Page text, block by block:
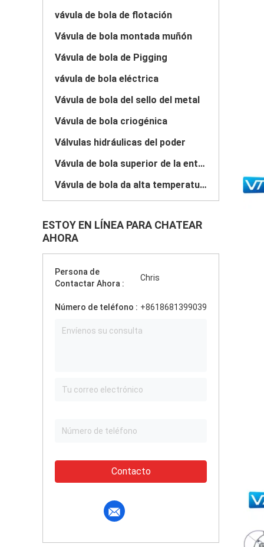
vávula de bola de flotación
Vávula de bola montada muñón
Vávula de bola de Pigging
vávula de bola eléctrica
Vávula de bola del sello del metal
Vávula de bola criogénica
Válvulas hidráulicas del poder
Vávula de bola superior de la entrada
Vávula de bola da alta temperatura de alta presión
ESTOY EN LÍNEA PARA CHATEAR
AHORA
Persona de
Contactar Ahora :
Chris
Número de teléfono : +8618681399039
Contacto